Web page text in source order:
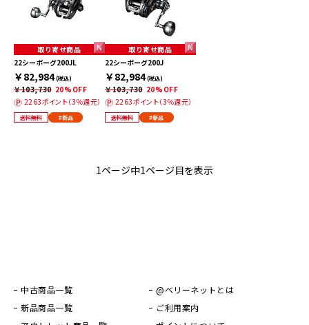
取り寄せ商品
22シーボーグ200JL
￥82,984(税込)
￥103,730 20%OFF
2263ポイント（3％還元）
送料無料 #新品
取り寄せ商品
22シーボーグ200J
￥82,984(税込)
￥103,730 20%OFF
2263ポイント（3％還元）
送料無料 #新品
1ページ中1ページ目を表示
中古商品一覧
新品商品一覧
@ベリーネットとは
ご利用案内